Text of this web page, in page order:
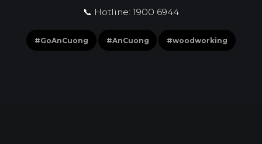
📞 Hotline: 1900 6944
#GoAnCuong #AnCuong #woodworking